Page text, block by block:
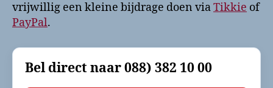
vrijwillig een kleine bijdrage doen viaTikkie of
PayPal.
Bel direct naar088) 382 10 00